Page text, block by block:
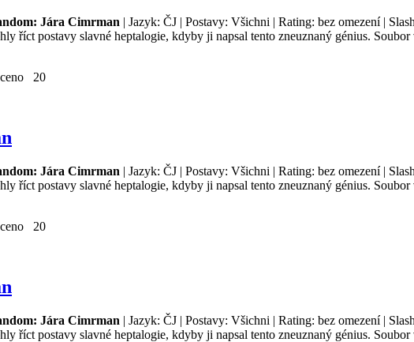
Jára Cimrman | Jazyk: ČJ | Postavy: Všichni | Rating: bez omezení |
říct postavy slavné heptalogie, kdyby ji napsal tento zneuznaný génius.
20
Jára Cimrman | Jazyk: ČJ | Postavy: Všichni | Rating: bez omezení |
říct postavy slavné heptalogie, kdyby ji napsal tento zneuznaný génius.
20
Jára Cimrman | Jazyk: ČJ | Postavy: Všichni | Rating: bez omezení |
říct postavy slavné heptalogie, kdyby ji napsal tento zneuznaný génius.